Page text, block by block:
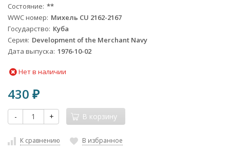
Состояние **
WWC номер Михель CU 2162-2167
Государство Куба
Серия Development of the Merchant Navy
Дата выпуска 1976-10-02
Нет в наличии
430 ₽
- + В корзину
К сравнению В избранное